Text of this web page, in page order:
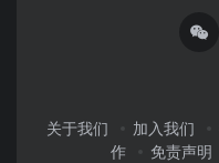
关于我们 加入我们
作
免责声明